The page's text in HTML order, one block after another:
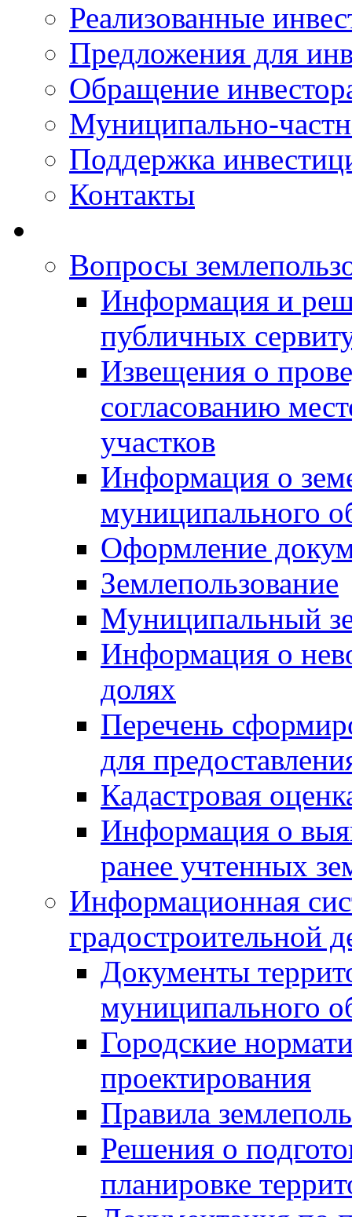
Реализованные
Предложения для
Обращение
Муниципально-
Поддержка
Контакты
Вопросы
Информация и
публичных
Извещения о
согласованию
участков
Информация о
муниципального
Оформление
Землепользование
Муниципальный
Информация о
долях
Перечень
для
Кадастровая
Информация о
ранее учтенных
Информационная
градостроительной
Документы
муниципального
Городские
проектирования
Правила
Решения о
планировке